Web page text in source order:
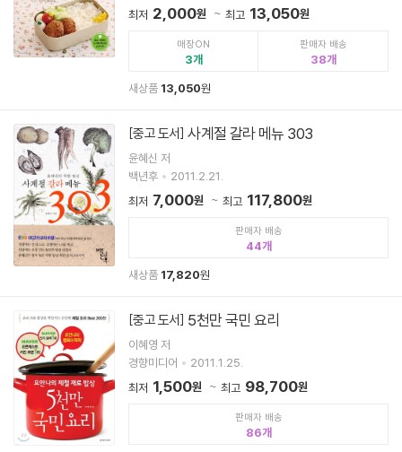
최저 2,000원 최고 13,050원
매장ON
3
판매자 배송
38
새상품 13,050원
[중고 도서] 사계절 갈라 메뉴 303
윤혜신 저
백년후
2011.2.21.
최저 7,000원 최고 117,800원
판매자 배송
44
새상품 17,820원
[중고 도서] 5천만 국민 요리
이혜영 저
경향미디어
2011.1.25.
최저 1,500원 최고 98,700원
판매자 배송
86